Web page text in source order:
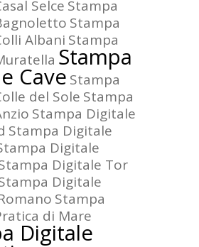
Selce Stampa
Stampa
Albani Stampa
Stampa
Cave Stampa
del Sole Stampa
Stampa Digitale
Stampa Digitale
Digitale
Digitale Tor
Digitale
Stampa
di Mare
Digitale